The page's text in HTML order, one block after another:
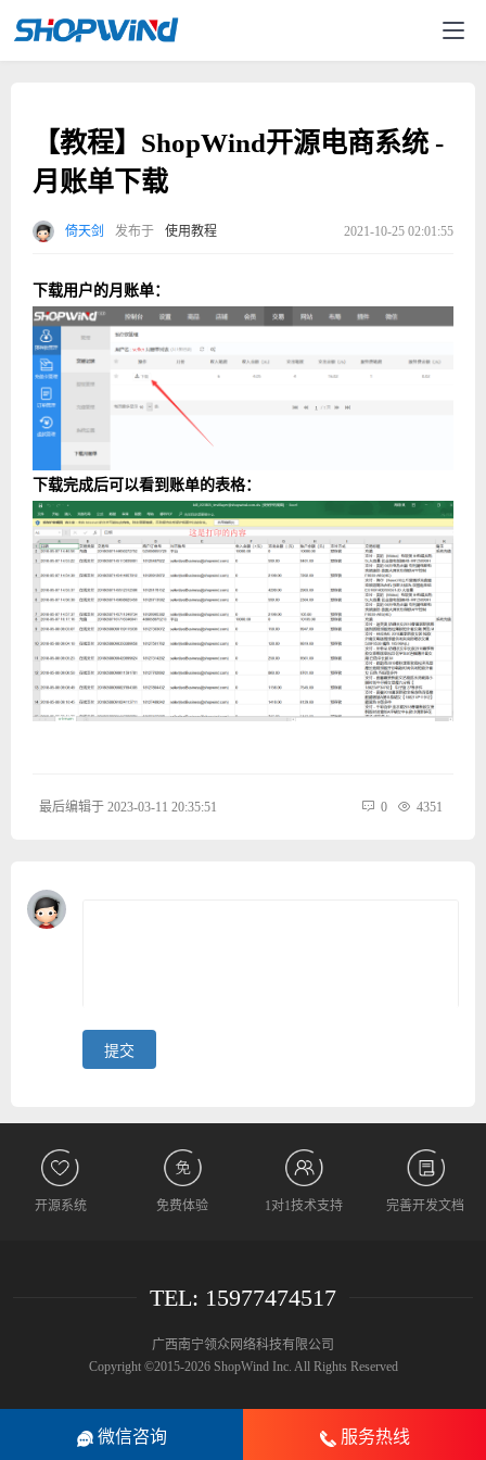
【教程】ShopWind开源电商系统 -
月账单下载
倚天剑 发布于 使用教程 2021-10-25 02:01:55
下载用户的月账单：
下载完成后可以看到账单的表格：
最后编辑于 2023-03-11 20:35:51 0 4351
开源系统 免费体验 1对1技术支持 完善开发文档
TEL: 15977474517
广西南宁领众网络科技有限公司
Copyright ©2015-2026 ShopWind Inc. All Rights Reserved
微信咨询 服务热线